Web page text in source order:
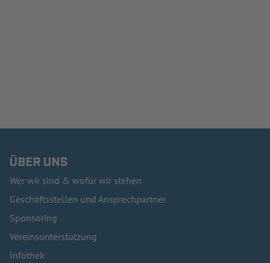
ÜBER UNS
Wer wir sind & wofür wir stehen
Geschäftsstellen und Ansprechpartner
Sponsoring
Vereinsunterstützung
Infothek